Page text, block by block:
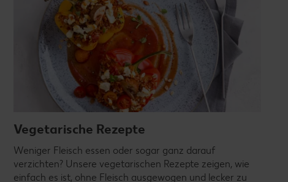
Vegetarische Rezepte
Weniger Fleisch essen oder sogar ganz darauf
verzichten? Unsere vegetarischen Rezepte zeigen, wie
einfach es ist, ohne Fleisch ausgewogen und lecker zu